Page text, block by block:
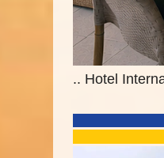
.. Hotel